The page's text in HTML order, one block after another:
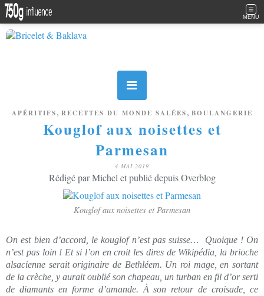
MENU
APÉRITIFS, RECETTES DU MONDE SALÉES, BOULANGERIE
Kouglof aux noisettes et
Parmesan
4 MAI 2019
Rédigé par Michel et publié depuis Overblog
Kouglof aux noisettes et Parmesan
On est bien d’accord, le kouglof n’est pas suisse… Quoique ! On
n’est pas loin ! Et si l’on en croit les dires de Wikipédia, la brioche
alsacienne serait originaire de Bethléem. Un roi mage, en sortant
de la crèche, y aurait oublié son chapeau, un turban en fil d’or serti
de diamants en forme d’amande. À son retour de croisade, ce